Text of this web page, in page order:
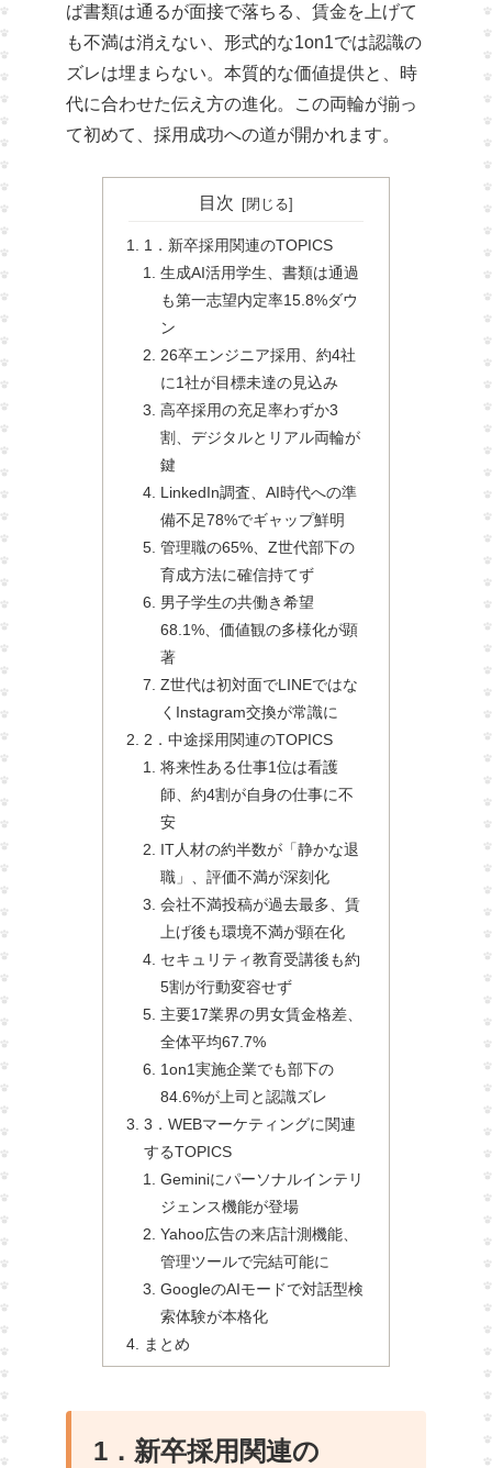
ば書類は通るが面接で落ちる、賃金を上げて
も不満は消えない、形式的な1on1では認識の
ズレは埋まらない。本質的な価値提供と、時
代に合わせた伝え方の進化。この両輪が揃っ
て初めて、採用成功への道が開かれます。
目次
1．新卒採用関連のTOPICS
生成AI活用学生、書類は通過
も第一志望内定率15.8%ダウ
ン
26卒エンジニア採用、約4社
に1社が目標未達の見込み
高卒採用の充足率わずか3
割、デジタルとリアル両輪が
鍵
LinkedIn調査、AI時代への準
備不足78%でギャップ鮮明
管理職の65%、Z世代部下の
育成方法に確信持てず
男子学生の共働き希望
68.1%、価値観の多様化が顕
著
Z世代は初対面でLINEではな
くInstagram交換が常識に
2．中途採用関連のTOPICS
将来性ある仕事1位は看護
師、約4割が自身の仕事に不
安
IT人材の約半数が「静かな退
職」、評価不満が深刻化
会社不満投稿が過去最多、賃
上げ後も環境不満が顕在化
セキュリティ教育受講後も約
5割が行動変容せず
主要17業界の男女賃金格差、
全体平均67.7%
1on1実施企業でも部下の
84.6%が上司と認識ズレ
3．WEBマーケティングに関連
するTOPICS
Geminiにパーソナルインテリ
ジェンス機能が登場
Yahoo広告の来店計測機能、
管理ツールで完結可能に
GoogleのAIモードで対話型検
索体験が本格化
まとめ
1．新卒採用関連の